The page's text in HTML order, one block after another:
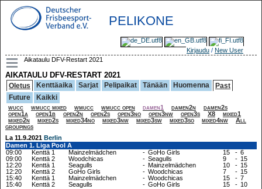
PELIKONE
Kirjaudu / New User
Aikataulu DFV-Restart 2021
AIKATAULU DFV-RESTART 2021
Oletus Kenttäaika Sarjat Pelipaikat Tänään Huomenna
Past
Future
Kaikki
wucc wmucc mixed wmucc wmucc open damen1 damen2n
damen2s
open1a
open1b open2n open2s open3no open3nw open3s X8
mixed1
mixed2n
mixed2s mixed34no mixed3nw mixed3sw mixed3so mixed4nw
All
groupings
La 11.9.2021 Berlin
Damen 1. Liga Pool A
09:00
Kenttä 1 Mainzelmädchen - GoHo Girls 15 - 6
09:00
Kenttä 2 Woodchicas - Seagulls 9 - 15
12:20
Kenttä 1 Seagulls - Mainzelmädchen 10 - 15
12:20
Kenttä 2 GoHo Girls - Woodchicas 7 - 15
15:40
Kenttä 1 Mainzelmädchen - Woodchicas 15 - 7
15:40
Kenttä 2 Seagulls - GoHo Girls 15 - 10